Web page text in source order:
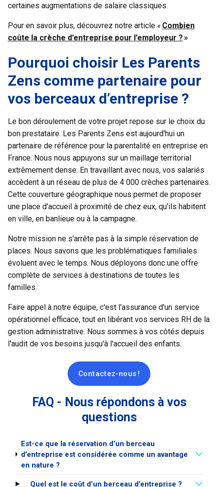
certaines augmentations de salaire classiques.
Pour en savoir plus, découvrez notre article « Combien
coûte la crèche d’entreprise pour l’employeur ? »
Pourquoi choisir Les Parents
Zens comme partenaire pour
vos berceaux d’entreprise ?
Le bon déroulement de votre projet repose sur le choix du
bon prestataire. Les Parents Zens est aujourd'hui un
partenaire de référence pour la parentalité en entreprise en
France. Nous nous appuyons sur un maillage territorial
extrêmement dense. En travaillant avec nous, vos salariés
accèdent à un réseau de plus de 4 000 crèches partenaires.
Cette couverture géographique nous permet de proposer
une place d'accueil à proximité de chez eux, qu'ils habitent
en ville, en banlieue ou à la campagne.
Notre mission ne s'arrête pas à la simple réservation de
places. Nous savons que les problématiques familiales
évoluent avec le temps. Nous déployons donc une offre
complète de services à destinations de toutes les
familles.
Faire appel à notre équipe, c'est l'assurance d'un service
opérationnel efficace, tout en libérant vos services RH de la
gestion administrative. Nous sommes à vos côtés depuis
l'audit de vos besoins jusqu'à l'accueil des enfants.
Contactez-nous !
FAQ - Nous répondons à vos
questions
Est-ce que la réservation d’un berceau
d’entreprise est considérée comme un avantage
en nature ?
Quel est le coût d’un berceau d’entreprise ?